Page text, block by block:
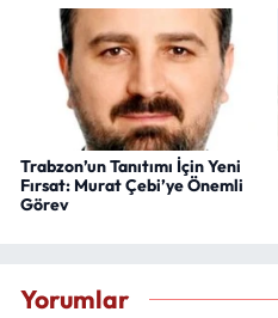
Trabzon’un Tanıtımı İçin Yeni
Fırsat: Murat Çebi’ye Önemli
Görev
Yorumlar